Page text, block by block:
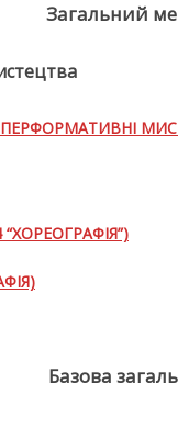
Загальний
ПЕРФОРМАТИВНІ
Базова